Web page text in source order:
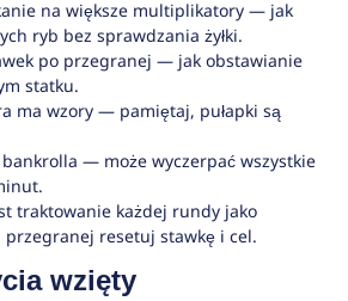
na większe multiplikatory — jak
ryb bez sprawdzania żyłki.
po przegranej — jak obstawianie
statku.
ma wzory — pamiętaj, pułapki są
— może wyczerpać wszystkie
traktowanie każdej rundy jako
przegranej resetuj stawkę i cel.
wzięty